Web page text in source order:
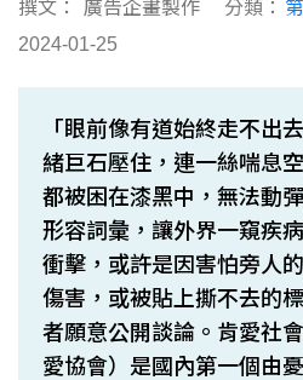
撰文： 廣告企畫製作 分類：
2024-01-25
「眼前像有道始終走不出
緒巨石壓住，連一絲喘息
都被困在漆黑中，無法動
形容詞彙，讓外界一窺疾
衝擊，或許是因害怕旁人
傷害，或被貼上撕不去的
者願意公開談論。肯愛社
愛協會）是國內第一個由